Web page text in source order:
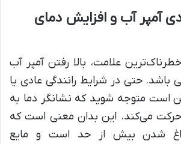
آمپر آب و افزایش دمای
علامت، بالا رفتن آمپر آب
باشد. حتی در شرایط رانندگی عادی یا
است متوجه شوید که نشانگر دما به
می‌کند. این بدان معنی است که
شدن بیش از حد است و مایع